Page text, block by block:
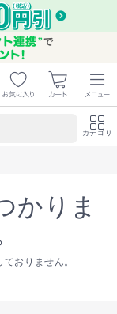
カテゴリ
かりま
おりません。